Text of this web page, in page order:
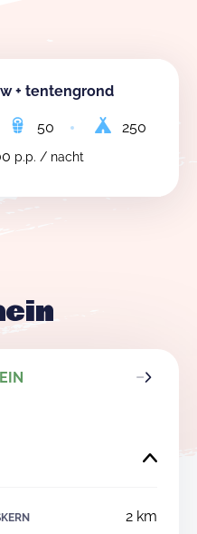
+ tentengrond
50
250
p.p. / nacht
2 km